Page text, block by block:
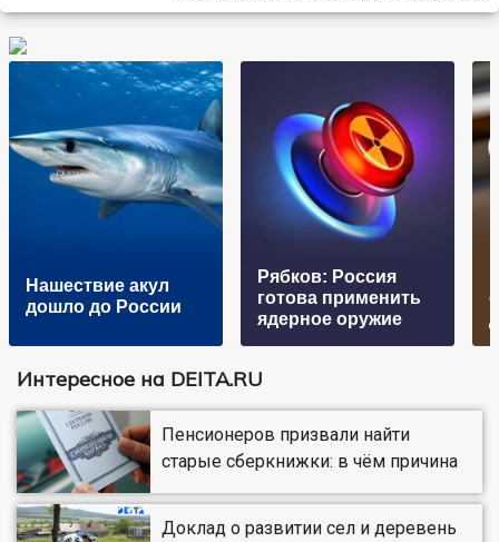
Нашествие акул
дошло до России
Рябков: Россия
готова применить
ядерное оружие
Интересное на DEITA.RU
Пенсионеров призвали найти
старые сберкнижки: в чём причина
Доклад о развитии сел и деревень